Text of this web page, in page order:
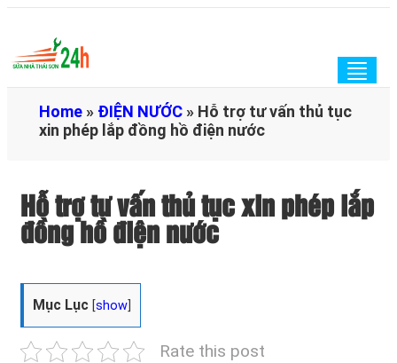
Home » ĐIỆN NƯỚC » Hỗ trợ tư vấn thủ tục
xin phép lắp đồng hồ điện nước
Hỗ trợ tư vấn thủ tục xin phép lắp
đồng hồ điện nước
Mục Lục [show
Rate this post